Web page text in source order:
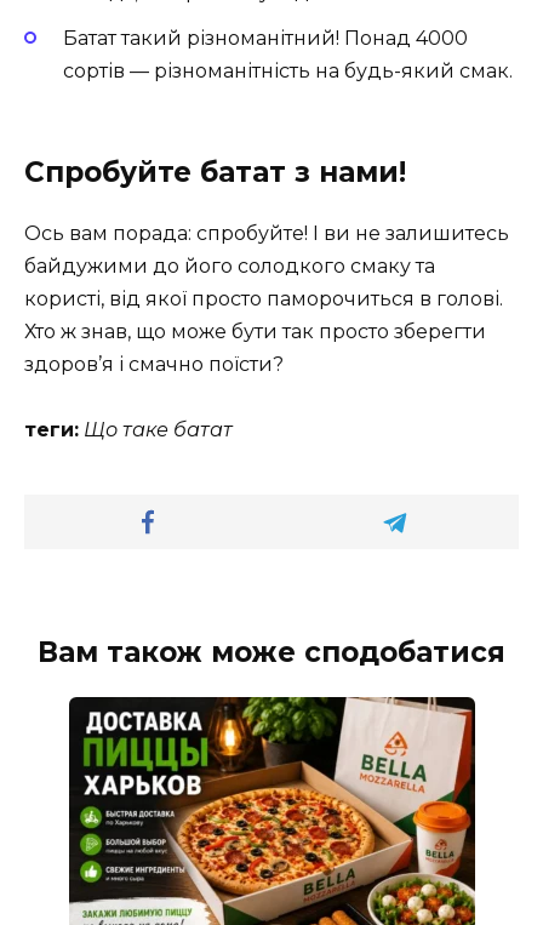
Батат такий різноманітний! Понад 4000
сортів — різноманітність на будь-який смак.
Спробуйте батат з нами!
Ось вам порада: спробуйте! І ви не залишитесь
байдужими до його солодкого смаку та
користі, від якої просто паморочиться в голові.
Хто ж знав, що може бути так просто зберегти
здоров’я і смачно поїсти?
теги: Що таке батат
Вам також може сподобатися